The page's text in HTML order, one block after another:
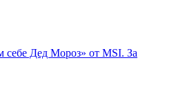
себе Дед Мороз» от MSI. За